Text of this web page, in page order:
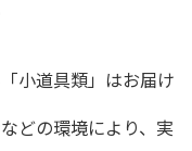
小道具類」はお届け
どの環境により、実